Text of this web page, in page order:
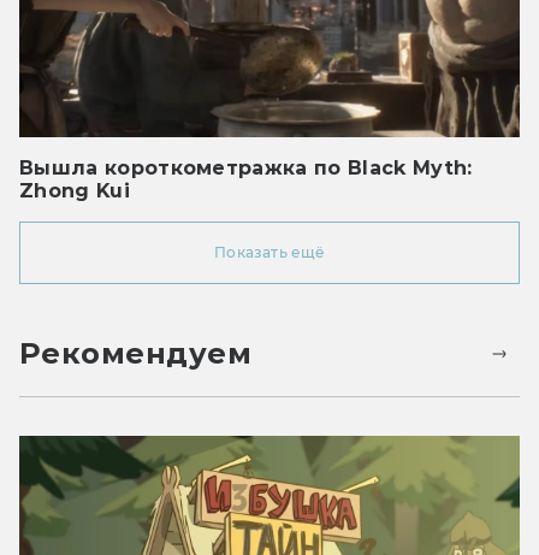
Вышла короткометражка по Black Myth:
Zhong Kui
Показать ещё
Рекомендуем